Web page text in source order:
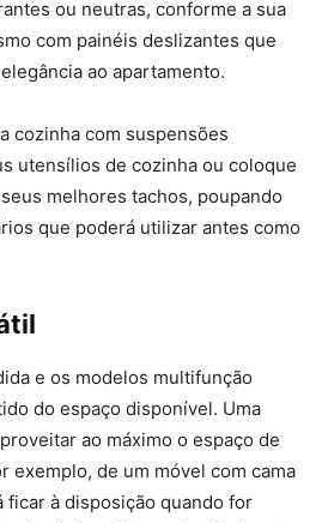
ou neutras, conforme a sua
com painéis deslizantes que
ao apartamento.
cozinha com suspensões
utensílios de cozinha ou coloque
melhores tachos, poupando
que poderá utilizar antes como
e os modelos multifunção
do espaço disponível. Uma
ao máximo o espaço de
exemplo, de um móvel com cama
ficar à disposição quando for